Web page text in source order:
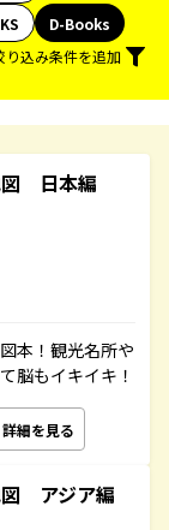
D-Books
り込み条件を追加
日本編
本！観光名所や
脳もイキイキ！
詳細を見る
アジア編